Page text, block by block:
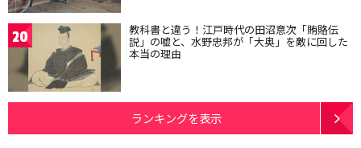
20 教科書と違う！江戸時代の田沼意次「賄賂伝
説」の嘘と、水野忠邦が「大奥」を敵に回した
本当の理由
ランキングを表示